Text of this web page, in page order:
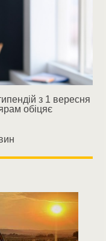
з 1 вересня
обіцяє